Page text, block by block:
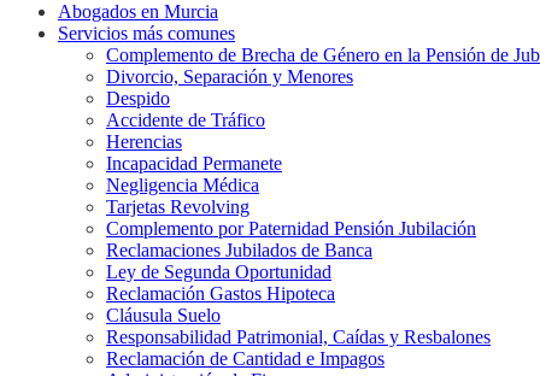
Abogados en Murcia
Servicios más comunes
Complemento de Brecha de Género en la Pensión de
Divorcio, Separación y Menores
Despido
Accidente de Tráfico
Herencias
Incapacidad Permanete
Negligencia Médica
Tarjetas Revolving
Complemento por Paternidad Pensión Jubilación
Reclamaciones Jubilados de Banca
Ley de Segunda Oportunidad
Reclamación Gastos Hipoteca
Cláusula Suelo
Responsabilidad Patrimonial, Caídas y Resbalones
Reclamación de Cantidad e Impagos